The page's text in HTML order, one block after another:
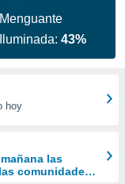
Menguante
Iluminada:43%
hoy
las
comunidades